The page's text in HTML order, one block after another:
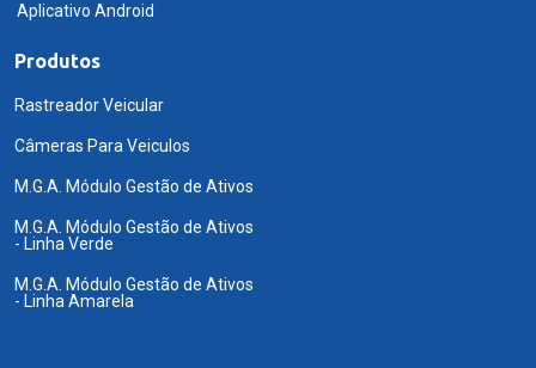
Aplicativo Android
Produtos
Rastreador Veicular
Câmeras Para Veiculos
M.G.A. Módulo Gestão de Ativos
M.G.A. Módulo Gestão de Ativos
- Linha Verde
M.G.A. Módulo Gestão de Ativos
- Linha Amarela